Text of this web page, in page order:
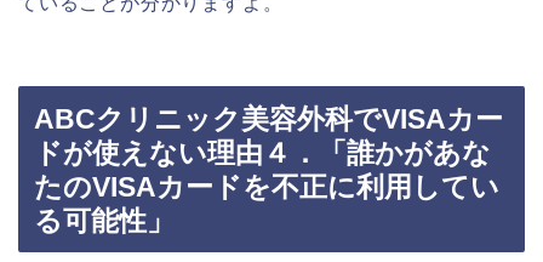
ABCクリニック美容外科でVISAカー
ドが使えない理由４．「誰かがあな
たのVISAカードを不正に利用してい
る可能性」